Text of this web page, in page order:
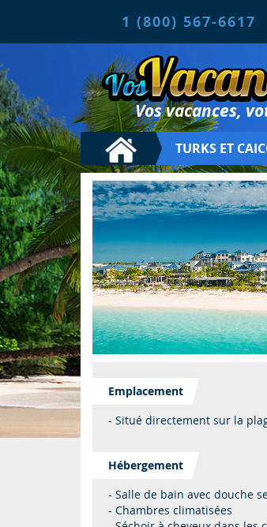
1 (800) 567-6617
Vos vacances,
TURKS ET
Emplacement
- Situé directement sur la
Hébergement
- Salle de bain avec douche
- Chambres climatisées